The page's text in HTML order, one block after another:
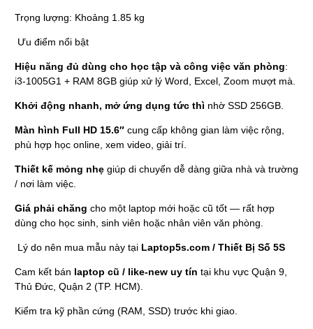
Trọng lượng: Khoảng 1.85 kg
Ưu điểm nổi bật
Hiệu năng đủ dùng cho học tập và công việc văn phòng:
i3-1005G1 + RAM 8GB giúp xử lý Word, Excel, Zoom mượt mà.
Khởi động nhanh, mở ứng dụng tức thì nhờ SSD 256GB.
Màn hình Full HD 15.6″ cung cấp không gian làm việc rộng,
phù hợp học online, xem video, giải trí.
Thiết kế mỏng nhẹ giúp di chuyển dễ dàng giữa nhà và trường
/ nơi làm việc.
Giá phải chăng cho một laptop mới hoặc cũ tốt — rất hợp
dùng cho học sinh, sinh viên hoặc nhân viên văn phòng.
Lý do nên mua mẫu này tại Laptop5s.com / Thiết Bị Số 5S
Cam kết bán laptop cũ / like-new uy tín tại khu vực Quận 9,
Thủ Đức, Quận 2 (TP. HCM).
Kiểm tra kỹ phần cứng (RAM, SSD) trước khi giao.